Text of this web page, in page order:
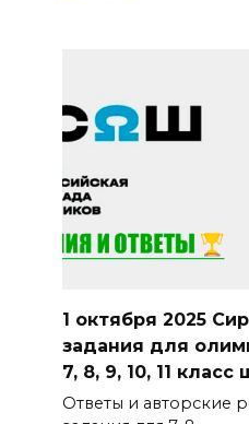
1 октября 2025
задания для
7, 8, 9, 10, 11
Ответы и авторские